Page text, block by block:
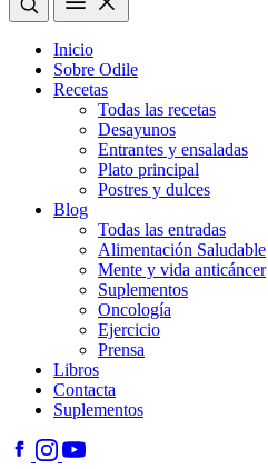
Inicio
Sobre Odile
Recetas
Todas las recetas
Desayunos
Entrantes y ensaladas
Plato principal
Postres y dulces
Blog
Todas las entradas
Alimentación Saludable
Mente y vida anticáncer
Suplementos
Oncología
Ejercicio
Prensa
Libros
Contacta
Suplementos